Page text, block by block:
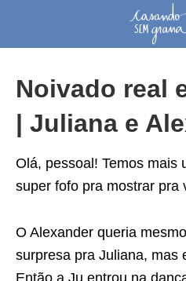
Noivado real
| Juliana e
Olá, pessoal! Temos mais
super fofo pra mostrar pra
O Alexander queria
surpresa pra Juliana, mas
Então a Ju entrou na